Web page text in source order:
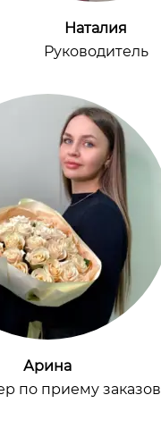
Наталия
Руководитель
Арина
по приему заказов